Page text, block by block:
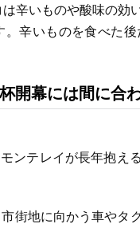
辛いものや酸味の
辛いものを食べた
開幕には間に合
ンテレイが長年抱え
街地に向かう車やタ